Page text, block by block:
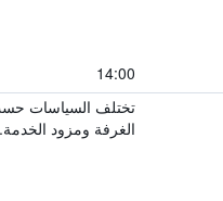
14:00
تختلف السياسات
الغرفة ومزود الخدمة.